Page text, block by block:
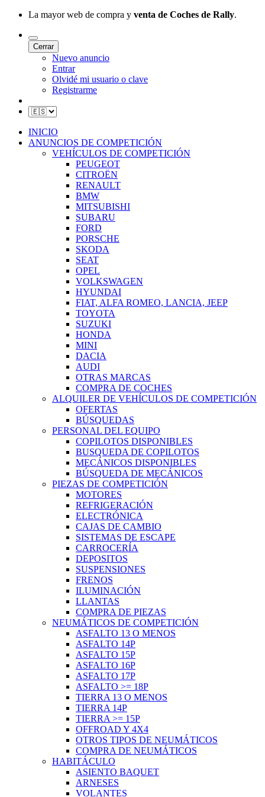
La mayor web de compra y venta de Coches de Rally.
Cerrar
Nuevo anuncio
Entrar
Olvidé mi usuario o clave
Registrarme
INICIO
ANUNCIOS DE COMPETICIÓN
VEHÍCULOS DE COMPETICIÓN
PEUGEOT
CITROËN
RENAULT
BMW
MITSUBISHI
SUBARU
FORD
PORSCHE
SKODA
SEAT
OPEL
VOLKSWAGEN
HYUNDAI
FIAT, ALFA ROMEO, LANCIA, JEEP
TOYOTA
SUZUKI
HONDA
MINI
DACIA
AUDI
OTRAS MARCAS
COMPRA DE COCHES
ALQUILER DE VEHÍCULOS DE COMPETICIÓN
OFERTAS
BÚSQUEDAS
PERSONAL DEL EQUIPO
COPILOTOS DISPONIBLES
BUSQUEDA DE COPILOTOS
MECÁNICOS DISPONIBLES
BÚSQUEDA DE MECÁNICOS
PIEZAS DE COMPETICIÓN
MOTORES
REFRIGERACIÓN
ELECTRÓNICA
CAJAS DE CAMBIO
SISTEMAS DE ESCAPE
CARROCERÍA
DEPOSITOS
SUSPENSIONES
FRENOS
ILUMINACIÓN
LLANTAS
COMPRA DE PIEZAS
NEUMÁTICOS DE COMPETICIÓN
ASFALTO 13 O MENOS
ASFALTO 14P
ASFALTO 15P
ASFALTO 16P
ASFALTO 17P
ASFALTO >= 18P
TIERRA 13 O MENOS
TIERRA 14P
TIERRA >= 15P
OFFROAD Y 4X4
OTROS TIPOS DE NEUMÁTICOS
COMPRA DE NEUMÁTICOS
HABITÁCULO
ASIENTO BAQUET
ARNESES
VOLANTES